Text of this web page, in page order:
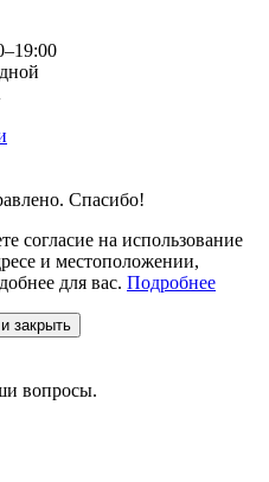
Спасибо!
согласие на использование
и местоположении,
для вас. Подробнее
закрыть
вопросы.